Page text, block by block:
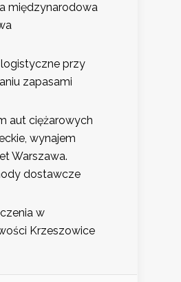
międzynarodowa
logistyczne przy
zapasami
aut ciężarowych
wynajem
Warszawa.
dostawcze
w
Krzeszowice